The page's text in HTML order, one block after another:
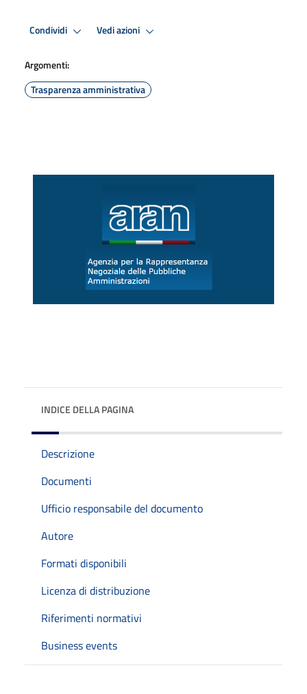
Condividi Vedi azioni
Argomenti:
Trasparenza amministrativa
INDICE DELLA PAGINA
Descrizione
Documenti
Ufficio responsabile del documento
Autore
Formati disponibili
Licenza di distribuzione
Riferimenti normativi
Business events